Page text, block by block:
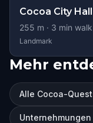
Cocoa City Hall
255 m · 3 min walk
Landmark
Mehr
Alle Cocoa-